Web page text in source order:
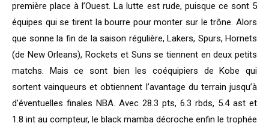
première place à l’Ouest. La lutte est rude, puisque ce sont 5
équipes qui se tirent la bourre pour monter sur le trône. Alors
que sonne la fin de la saison régulière, Lakers, Spurs, Hornets
(de New Orleans), Rockets et Suns se tiennent en deux petits
matchs. Mais ce sont bien les coéquipiers de Kobe qui
sortent vainqueurs et obtiennent l’avantage du terrain jusqu’à
d’éventuelles finales NBA. Avec 28.3 pts, 6.3 rbds, 5.4 ast et
1.8 int au compteur, le black mamba décroche enfin le trophée